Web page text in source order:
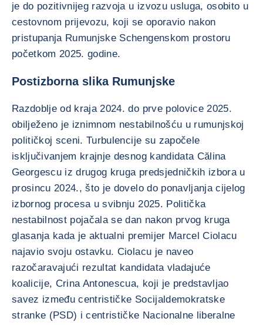
je do pozitivnijeg razvoja u izvozu usluga, osobito u
cestovnom prijevozu, koji se oporavio nakon
pristupanja Rumunjske Schengenskom prostoru
početkom 2025. godine.
Postizborna slika Rumunjske
Razdoblje od kraja 2024. do prve polovice 2025.
obilježeno je iznimnom nestabilnošću u rumunjskoj
političkoj sceni. Turbulencije su započele
isključivanjem krajnje desnog kandidata Călina
Georgescu iz drugog kruga predsjedničkih izbora u
prosincu 2024., što je dovelo do ponavljanja cijelog
izbornog procesa u svibnju 2025. Politička
nestabilnost pojačala se dan nakon prvog kruga
glasanja kada je aktualni premijer Marcel Ciolacu
najavio svoju ostavku. Ciolacu je naveo
razočaravajući rezultat kandidata vladajuće
koalicije, Crina Antonescua, koji je predstavljao
savez između centrističke Socijaldemokratske
stranke (PSD) i centrističke Nacionalne liberalne